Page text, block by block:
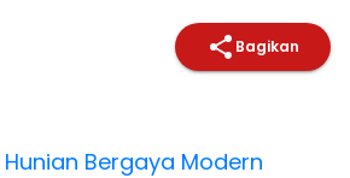
Bagikan
Bergaya Modern